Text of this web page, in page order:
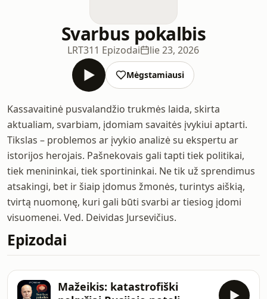
Svarbus pokalbis
LRT311 Epizodai lie 23, 2026
Mėgstamiausi
Kassavaitinė pusvalandžio trukmės laida, skirta
aktualiam, svarbiam, įdomiam savaitės įvykiui aptarti.
Tikslas – problemos ar įvykio analizė su ekspertu ar
istorijos herojais. Pašnekovais gali tapti tiek politikai,
tiek menininkai, tiek sportininkai. Ne tik už sprendimus
atsakingi, bet ir šiaip įdomus žmonės, turintys aiškią,
tvirtą nuomonę, kuri gali būti svarbi ar tiesiog įdomi
visuomenei. Ved. Deividas Jursevičius.
Epizodai
Mažeikis: katastrofiški